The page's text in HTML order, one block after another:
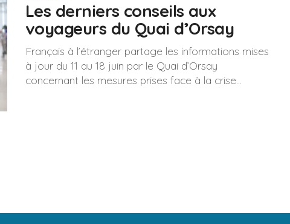
Les derniers conseils aux
voyageurs du Quai d’Orsay
Français à l’étranger partage les informations mises
à jour du 11 au 18 juin par le Quai d’Orsay
concernant les mesures prises face à la crise...